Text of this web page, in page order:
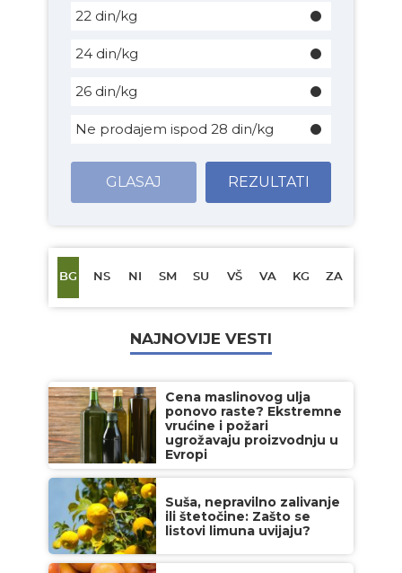
22 din/kg
24 din/kg
26 din/kg
Ne prodajem ispod 28 din/kg
GLASAJ REZULTATI
BG NS NI SM SU VŠ VA KG ZA
NAJNOVIJE VESTI
Cena maslinovog ulja
ponovo raste? Ekstremne
vrućine i požari
ugrožavaju proizvodnju u
Evropi
Suša, nepravilno zalivanje
ili štetočine: Zašto se
listovi limuna uvijaju?